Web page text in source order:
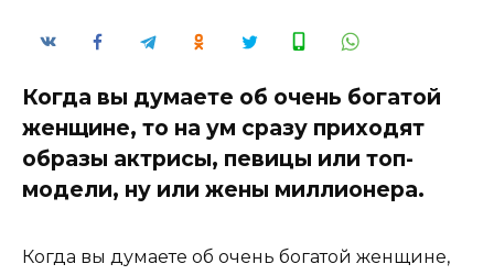
Когда вы думаете об очень богатой
женщине, то на ум сразу приходят
образы актрисы, певицы или топ-
модели, ну или жены миллионера.
Когда вы думаете об очень богатой женщине,